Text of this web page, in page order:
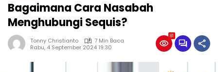
Bagaimana Cara Nasabah
Menghubungi Sequis?
Tonny Christianto
7 Min Baca
Rabu, 4 September 2024 19:30
81